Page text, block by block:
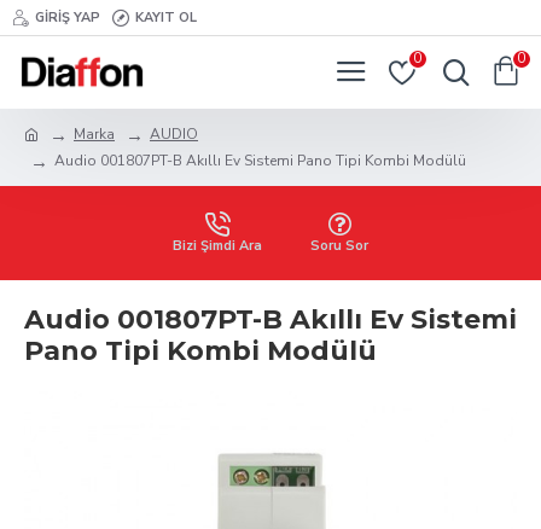
GIRIŞ YAP KAYIT OL
0 0
Marka
AUDIO
Audio 001807PT-B Akıllı Ev Sistemi Pano Tipi Kombi Modülü
Bizi Şimdi Ara Soru Sor
Audio 001807PT-B Akıllı Ev Sistemi
Pano Tipi Kombi Modülü